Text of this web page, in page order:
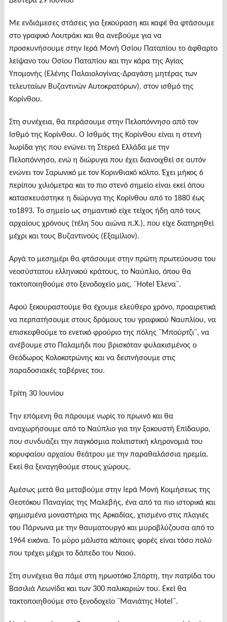
Με ενδιάμεσες στάσεις για ξεκούραση και καφέ θα φτάσουμε
στο γραφικό Λουτράκι και θα ανεβούμε για να
προσκυνήσουμε στην Ιερά Μονή Οσίου Παταπίου το άφθαρτο
λείψανο του Οσίου Παταπίου και την κάρα της Αγίας
Υπομονής (Ελένης Παλαιολογίνας-Δραγάση μητέρας των
τελευταίων Βυζαντινών Αυτοκρατόρων). στον ισθμό της
Κορίνθου.
Στη συνέχεια, θα περάσουμε στην Πελοπόννησο από τον
Ισθμό της Κορίνθου. Ο Ισθμός της Κορίνθου είναι η στενή
λωρίδα γης που ενώνει τη Στερεά Ελλάδα με την
Πελοπόννησο, ενώ η διώρυγα που έχει διανοιχθεί σε αυτόν
ενώνει τον Σαρωνικό με τον Κορινθιακό κόλπο. Έχει μήκος 6
περίπου χιλιόμετρα και το πιο στενό σημείο είναι εκεί όπου
κατασκευάστηκε η διώρυγα της Κορίνθου από το 1880 έως
το1893. Το σημείο ως σημαντικό είχε τείχος ήδη από τους
αρχαίους χρόνους (τέλη 5ου αιώνα π.Χ.), που είχε διατηρηθεί
μέχρι και τους Βυζαντινούς (Εξαμίλιον).
Αργά το μεσημέρι θα φτάσουμε στην πρώτη πρωτεύουσα του
νεοσύστατου ελληνικού κράτους, το Ναύπλιο, όπου θα
τακτοποιηθούμε στο ξενοδοχείο μας, ¨Hotel Έλενα¨.
Αφού ξεκουραστούμε θα έχουμε ελεύθερο χρόνο, προαιρετικά
να περπατήσουμε στους δρόμους του γραφικού Ναυπλίου, να
επισκεφθούμε το ενετικό φρούριο της πόλης ¨Μπούρτζι¨, να
ανέβουμε στο Παλαμήδι που βρισκόταν φυλακισμένος ο
Θεόδωρος Κολοκοτρώνης και να δειπνήσουμε στις
παραδοσιακές ταβέρνες του.
Τρίτη 30 Ιουνίου
Την επόμενη θα πάρουμε νωρίς το πρωινό και θα
αναχωρήσουμε από το Ναύπλιο για την ξακουστή Επίδαυρο,
που συνδυάζει την παγκόσμια πολιτιστική κληρονομιά του
κορυφαίου αρχαίου θεάτρου με την παραθαλάσσια ηρεμία.
Εκεί θα ξεναγηθούμε στους χώρους.
Αμέσως μετά θα μεταβούμε στην Ιερά Μονή Κοιμήσεως της
Θεοτόκου Παναγίας της Μαλεβής, ένα από τα πιο ιστορικά και
φημισμένα μοναστήρια της Αρκαδίας, χτισμένο στις πλαγιές
του Πάρνωνα με την θαυματουργό και μυροβλύζουσα από το
1964 εικόνα. Το μύρο μάλιστα κάποιες φορές είναι τόσο πολύ
που τρέχει μέχρι το δάπεδο του Ναού.
Στη συνέχεια θα πάμε στη ηρωοτόκο Σπάρτη, την πατρίδα του
Βασιλιά Λεωνίδα και των 300 παλικαριών του. Εκεί θα
τακτοποιηθούμε στο ξενοδοχείο ¨Μανιάτης Hotel¨.